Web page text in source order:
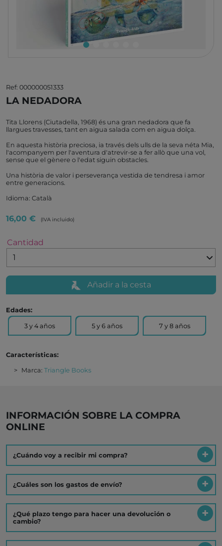
Ref: 000000051333
LA NEDADORA
Tita Llorens (Ciutadella, 1968) és una gran nedadora que fa
llargues travesses, tant en aigua salada com en aigua dolça.
En aquesta història preciosa, ia través dels ulls de la seva néta Mia,
l'acompanyem per l'aventura d'atrevir-se a fer allò que una vol,
sense que el gènere o l'edat siguin obstacles.
Una història de valor i perseverança vestida de tendresa i amor
entre generacions.
Idioma: Català
16,00 € (IVA incluido)
Cantidad
Añadir a la cesta
Edades:
3 y 4 años 5 y 6 años 7 y 8 años
Características:
Marca: Triangle Books
INFORMACIÓN SOBRE LA COMPRA
ONLINE
¿Cuándo voy a recibir mi compra?
¿Cuáles son los gastos de envío?
¿Qué plazo tengo para hacer una devolución o
cambio?